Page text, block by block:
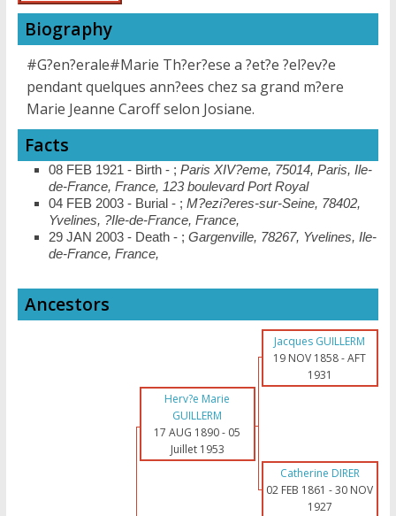
Biography
#G?en?erale#Marie Th?er?ese a ?et?e ?el?ev?e
pendant quelques ann?ees chez sa grand m?ere
Marie Jeanne Caroff selon Josiane.
Facts
08 FEB 1921 - Birth - ; Paris XIV?eme, 75014, Paris, Ile-
de-France, France, 123 boulevard Port Royal
04 FEB 2003 - Burial - ; M?ezi?eres-sur-Seine, 78402,
Yvelines, ?Ile-de-France, France,
29 JAN 2003 - Death - ; Gargenville, 78267, Yvelines, Ile-
de-France, France,
Ancestors
Jacques GUILLERM
19 NOV 1858-AFT
1931
Herv?e Marie
GUILLERM
17 AUG 1890- 05
Juillet 1953
Catherine DIRER
02 FEB 1861 -30 NOV
1927